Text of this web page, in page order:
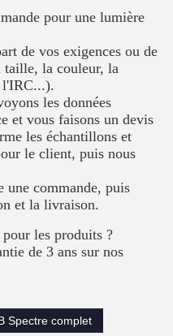
pour une lumière
de vos exigences ou de
taille, la couleur, la
l'IRC...).
les données
et vous faisons un devis
les échantillons et
le client, puis nous
une commande, puis
et la livraison.
les produits ?
de 3 ans sur nos
Spectre complet